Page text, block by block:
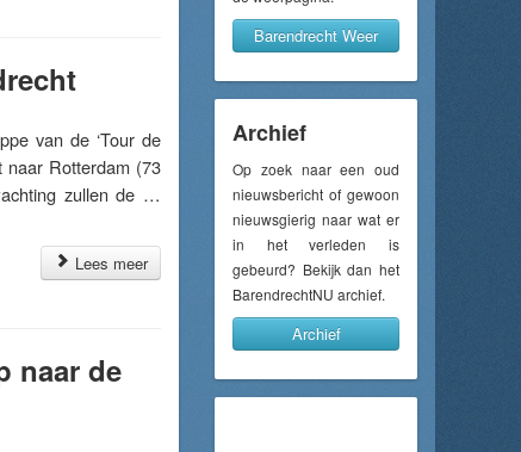
van de ‘Tour de
naar Rotterdam (73
zullen de …
Lees meer
naar de
Barendrecht Weer
Archief
Op zoek naar een oud
nieuwsbericht of gewoon
nieuwsgierig naar wat er
in het verleden is
gebeurd? Bekijk dan het
BarendrechtNU archief.
Archief